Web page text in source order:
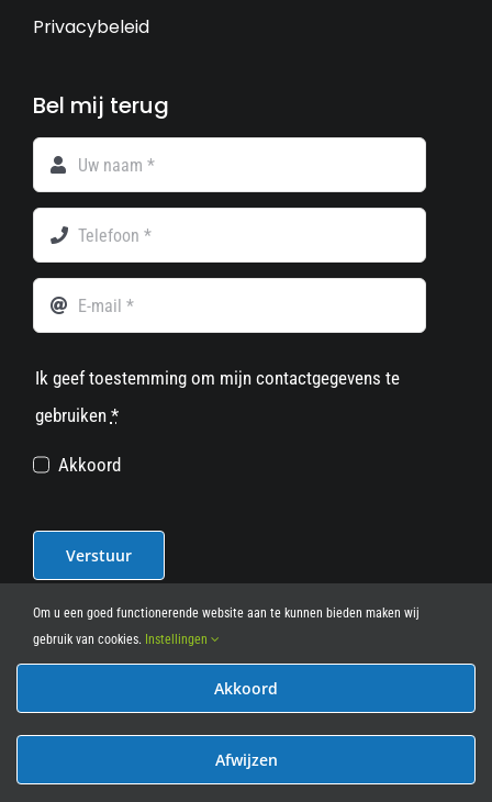
Privacybeleid
Bel mij terug
Ik geef toestemming om mijn contactgegevens te
gebruiken *
Akkoord
Verstuur
© 2012 - 2026• Leasy Bike • All Rights Reserved • powered
Om u een goed functionerende website aan te kunnen bieden maken wij
gebruik van cookies. Instellingen
Akkoord
Afwijzen